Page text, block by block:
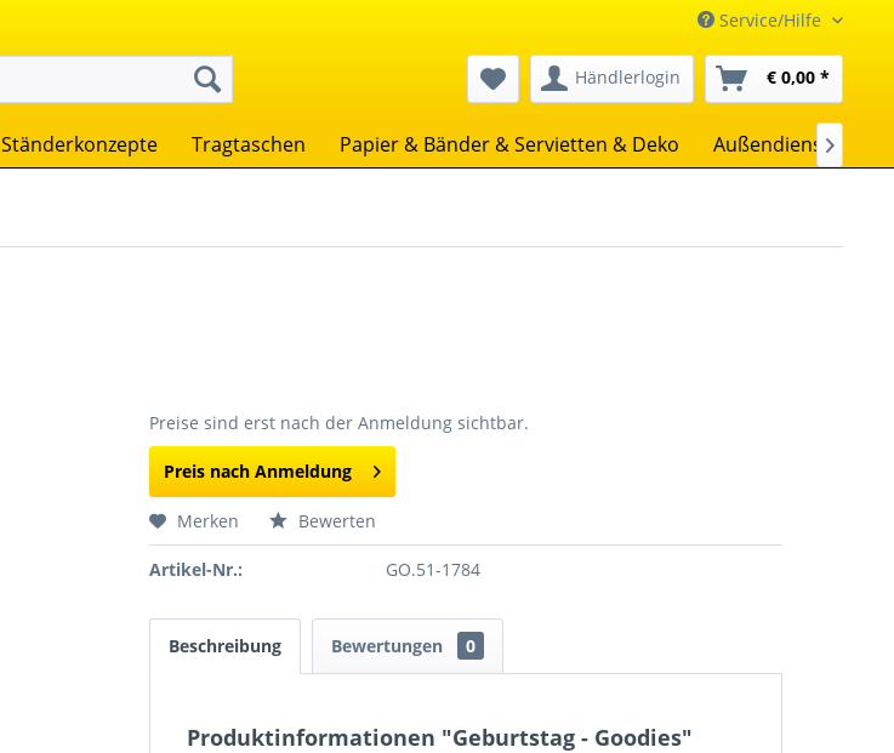
Service/Hilfe
Händlerlogin € 0,00 *
Ständerkonzepte Tragtaschen Papier & Bänder & Servietten & Deko Außendienst
Preise sind erst nach der Anmeldung sichtbar.
Preis nach Anmeldung
Merken Bewerten
Artikel-Nr.: GO.51-1784
Beschreibung Bewertungen 0
Produktinformationen "Geburtstag - Goodies"